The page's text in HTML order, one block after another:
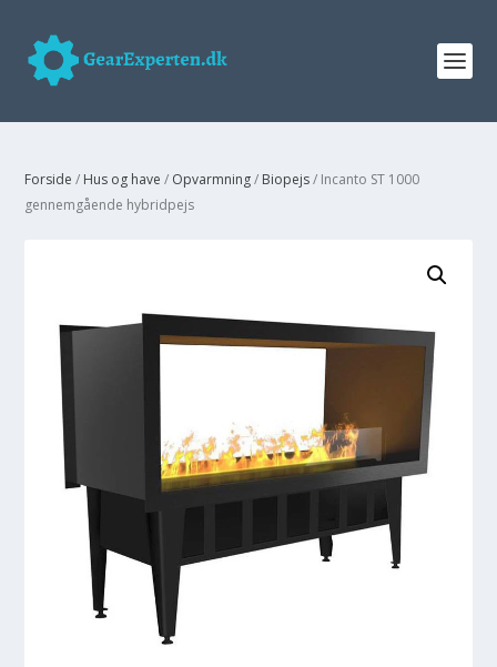
Forside / Hus og have / Opvarmning/ Biopejs/ Incanto ST 1000
gennemgående hybridpejs